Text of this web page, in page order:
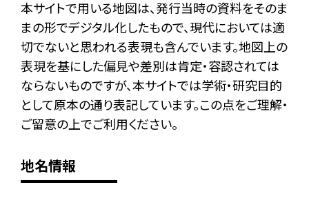
本サイトで用いる地図は、発行当時の資料をそのま
まの形でデジタル化したもので、現代においては適
切でないと思われる表現も含んでいます。地図上の
表現を基にした偏見や差別は肯定・容認されては
ならないものですが、本サイトでは学術・研究目的
として原本の通り表記しています。この点をご理解・
ご留意の上でご利用ください。
地名情報